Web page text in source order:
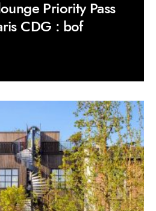
Priority Pass
CDG : bof